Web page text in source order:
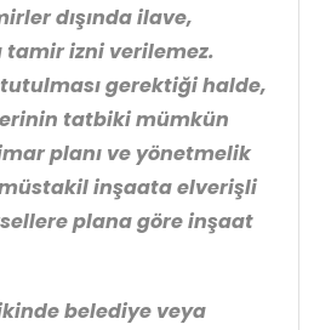
dışında ilave,
tamir izni verilemez.
gerektiği halde,
tatbiki mümkün
planı ve yönetmelik
inşaata elverişli
plana göre inşaat
belediye veya